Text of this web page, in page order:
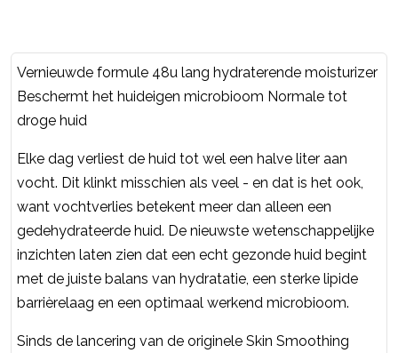
Vernieuwde formule 48u lang hydraterende moisturizer
Beschermt het huideigen microbioom Normale tot
droge huid
Elke dag verliest de huid tot wel een halve liter aan
vocht. Dit klinkt misschien als veel - en dat is het ook,
want vochtverlies betekent meer dan alleen een
gedehydrateerde huid. De nieuwste wetenschappelijke
inzichten laten zien dat een echt gezonde huid begint
met de juiste balans van hydratatie, een sterke lipide
barrièrelaag en een optimaal werkend microbioom.
Sinds de lancering van de originele Skin Smoothing